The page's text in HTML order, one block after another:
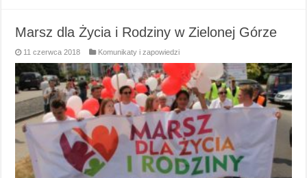
Marsz dla Życia i Rodziny w Zielonej Górze
11 czerwca 2018 Komunikaty i zapowiedzi